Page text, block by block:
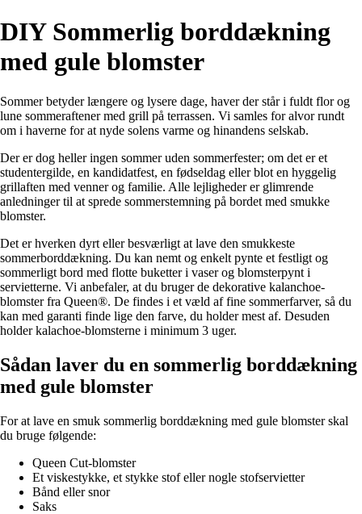
DIY Sommerlig borddækning
med gule blomster
Sommer betyder længere og lysere dage, haver der står i fuldt flor og
lune sommeraftener med grill på terrassen. Vi samles for alvor rundt
om i haverne for at nyde solens varme og hinandens selskab.
Der er dog heller ingen sommer uden sommerfester; om det er et
studentergilde, en kandidatfest, en fødseldag eller blot en hyggelig
grillaften med venner og familie. Alle lejligheder er glimrende
anledninger til at sprede sommerstemning på bordet med smukke
blomster.
Det er hverken dyrt eller besværligt at lave den smukkeste
sommerborddækning. Du kan nemt og enkelt pynte et festligt og
sommerligt bord med flotte buketter i vaser og blomsterpynt i
servietterne. Vi anbefaler, at du bruger de dekorative kalanchoe-
blomster fra Queen®. De findes i et væld af fine sommerfarver, så du
kan med garanti finde lige den farve, du holder mest af. Desuden
holder kalachoe-blomsterne i minimum 3 uger.
Sådan laver du en sommerlig borddækning
med gule blomster
For at lave en smuk sommerlig borddækning med gule blomster skal
du bruge følgende:
Queen Cut-blomster
Et viskestykke, et stykke stof eller nogle stofservietter
Bånd eller snor
Saks